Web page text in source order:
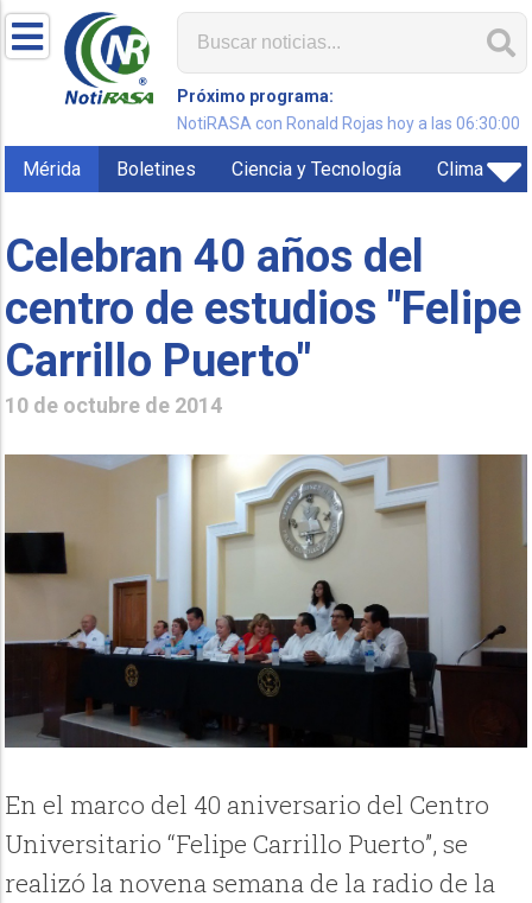
Próximo programa:
NotiRASA con Ronald Rojas hoy a las 06:30:00
Mérida Boletines Ciencia y Tecnología Clima
Celebran 40 años del
centro de estudios "Felipe
Carrillo Puerto"
10 de octubre de 2014
En el marco del 40 aniversario del Centro
Universitario “Felipe Carrillo Puerto”, se
realizó la novena semana de la radio de la